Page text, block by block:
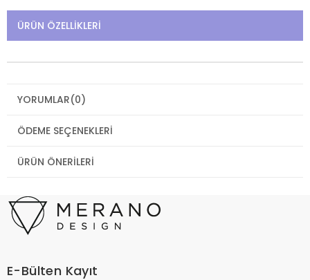
ÜRÜN ÖZELLIKLERI
YORUMLAR(0)
ÖDEME SEÇENEKLERI
ÜRÜN ÖNERILERI
E-Bülten Kayıt